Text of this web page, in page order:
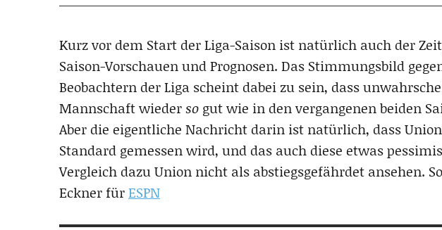
Kurz vor dem Start der Liga-Saison ist natürlich auch der
Saison-Vorschauen und Prognosen. Das Stimmungsbild
Beobachtern der Liga scheint dabei zu sein, dass
Mannschaft wiederso gut wie in den vergangenen beiden
Aber die eigentliche Nachricht darin ist natürlich, dass
Standard gemessen wird, und das auch diese etwas
Vergleich dazu Union nicht als abstiegsgefährdet ansehen.
Eckner fürESPN